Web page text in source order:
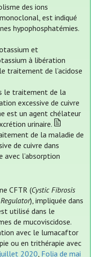
des ions
est indiqué
hypophosphatémies.
et
à libération
traitement de l’acidose
le traitement de la
excessive de cuivre
est un agent chélateur
urinaire.
de la maladie de
de cuivre dans
avec l’absorption
CFTR (Cystic Fibrosis
), impliquée dans
utilisé dans le
de mucoviscidose.
avec le lumacaftor
ou en trithérapie avec
2020, Folia de mai